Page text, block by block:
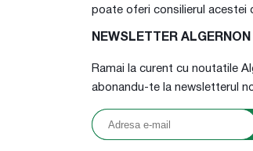
poate oferi consilierul acestei
NEWSLETTER ALGERNON
Ramai la curent cu noutatile
abonandu-te la newsletterul